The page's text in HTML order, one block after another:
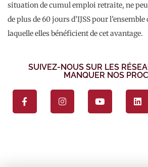
situation de cumul emploi retraite, ne
de plus de 60 jours d’IJSS pour
laquelle elles bénéficient de cet avantage.
SUIVEZ-NOUS SUR LES
MANQUER NOS